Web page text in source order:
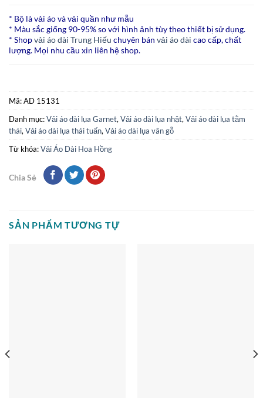
* Bộ là vải áo và vải quần như mẫu
* Màu sắc giống 90-95% so với hình ảnh tùy theo thiết bị sử dụng.
* Shopvải áo dài Trung Hiếu chuyên bán vải áo dài cao cấp, chất
lượng. Mọi nhu cầu xin liên hệ shop.
Mã:AD 15131
Danh mục:Vải áo dài lụa Garnet, Vải áo dài lụa nhật, Vải áo dài lụa tằm
thái, Vải áo dài lụa thái tuấn, Vải áo dài lụa vân gỗ
Từ khóa:Vải Áo Dài Hoa Hồng
Chia Sẻ
SẢN PHẨM TƯƠNG TỰ